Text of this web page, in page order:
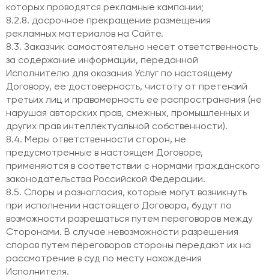
которых проводятся рекламные кампании;
8.2.8. досрочное прекращение размещения
рекламных материалов на Сайте.
8.3. Заказчик самостоятельно несет ответственность
за содержание информации, переданной
Исполнителю для оказания Услуг по настоящему
Договору, ее достоверность, чистоту от претензий
третьих лиц и правомерность ее распространения (не
нарушая авторских прав, смежных, промышленных и
других прав интеллектуальной собственности).
8.4. Меры ответственности сторон, не
предусмотренные в настоящем Договоре,
применяются в соответствии с нормами гражданского
законодательства Российской Федерации.
8.5. Споры и разногласия, которые могут возникнуть
при исполнении настоящего Договора, будут по
возможности разрешаться путем переговоров между
Сторонами. В случае невозможности разрешения
споров путем переговоров стороны передают их на
рассмотрение в суд по месту нахождения
Исполнителя.